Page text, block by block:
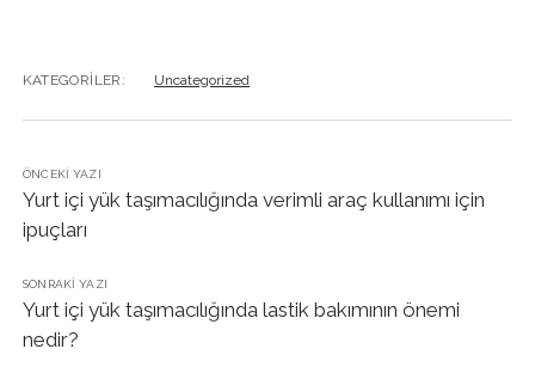
KATEGORILER: Uncategorized
ÖNCEKI YAZI
Yurt içi yük taşımacılığında verimli araç kullanımı için
ipuçları
SONRAKI YAZI
Yurt içi yük taşımacılığında lastik bakımının önemi
nedir?